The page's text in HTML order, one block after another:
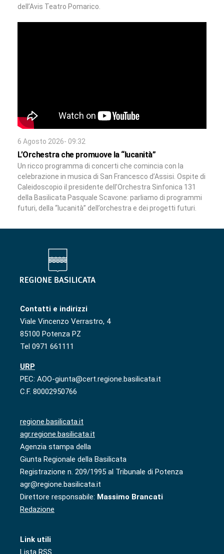
dell’Avis Teatro Pomarico.
6 Agosto 2026- 09:32
L’Orchestra che promuove la “lucanità”
Un ricco programma di concerti che comincia con la
celebrazione in musica di San Francesco d’Assisi. Ospite di
Caleidoscopio il presidente dell’Orchestra Sinfonica 131
della Basilicata Pasquale Scavone: parliamo di programmi
futuri, della “lucanità” dell’orchestra e dei progetti futuri.
Contatti e indirizzi
Viale Vincenzo Verrastro, 4
85100 Potenza PZ
Tel 0971 661111
URP
PEC: AOO-giunta@cert.regione.basilicata.it
C.F. 80002950766
regione.basilicata.it
agr.regione.basilicata.it
Agenzia stampa della
Giunta Regionale della Basilicata
Registrazione n. 209/1995 al Tribunale di Potenza
agr@regione.basilicata.it
Direttore responsabile: Massimo Brancati
Redazione
Link utili
Lista RSS